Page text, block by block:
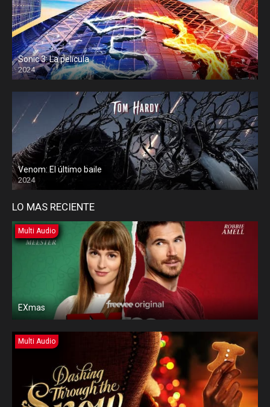
Sonic 3: La película
2024
Venom: El último baile
2024
LO MAS RECIENTE
Multi Audio
EXmas
Multi Audio